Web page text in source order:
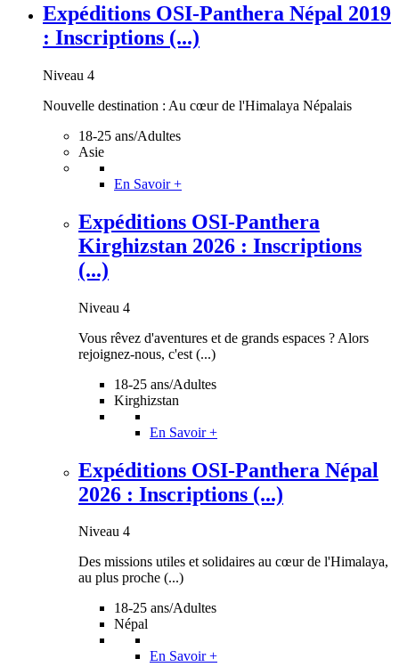
Expéditions OSI-Panthera Népal 2019
: Inscriptions (...)
Niveau 4
Nouvelle destination : Au cœur de l'Himalaya Népalais
18-25 ans/Adultes
Asie
En Savoir +
Expéditions OSI-Panthera
Kirghizstan 2026 : Inscriptions
(...)
Niveau 4
Vous rêvez d'aventures et de grands espaces ? Alors
rejoignez-nous, c'est (...)
18-25 ans/Adultes
Kirghizstan
En Savoir +
Expéditions OSI-Panthera Népal
2026 : Inscriptions (...)
Niveau 4
Des missions utiles et solidaires au cœur de l'Himalaya,
au plus proche (...)
18-25 ans/Adultes
Népal
En Savoir +